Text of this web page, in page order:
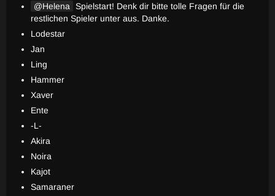
Helena
Spielstart! Denk dir bitte tolle Fragen für die
restlichen Spieler unter aus. Danke.
Lodestar
Jan
Ling
Hammer
Xaver
Ente
-L-
Akira
Noira
Kajot
Samaraner